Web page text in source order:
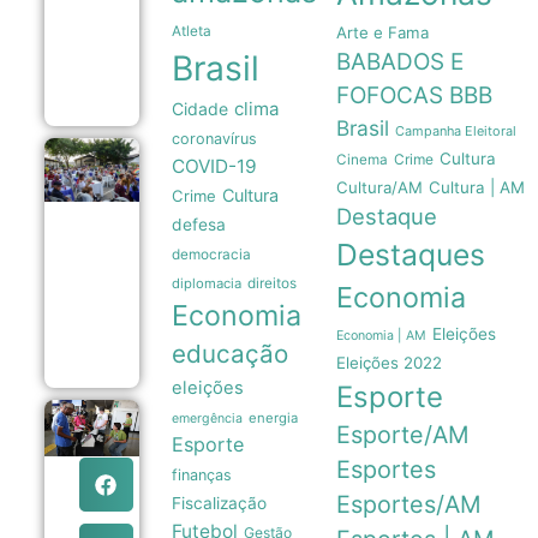
homenagens
do mundo
esportivo
Bolerão
Saudade
celebra
Pais com
música e
integração
08/08
Eleições
2026:
partidos têm
até o dia 15
para
Atleta
Brasil
Cidade clima
coronavírus
COVID-19
Crime Cultura
defesa
democracia
diplomacia direitos
Economia
educação
eleições
emergência energia
Esporte
finanças
Fiscalização
Futebol Gestão
Arte e Fama
BABADOS E
FOFOCAS BBB
Brasil Campanha Eleitoral
Cinema Crime Cultura
Cultura/AM Cultura | AM
Destaque
Destaques
Economia
Economia | AM Eleições
Eleições 2022
Esporte
Esporte/AM
Esportes
Esportes/AM